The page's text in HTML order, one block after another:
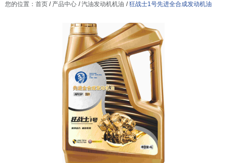
您的位置：首页 / 产品中心 /汽油发动机机油 /狂战士1号先进全合成发动机油